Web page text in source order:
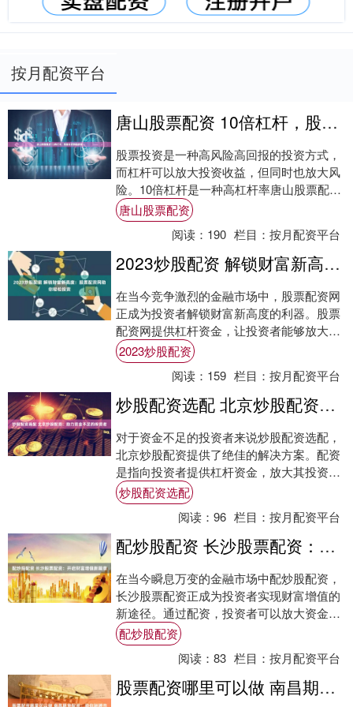
按月配资平台
唐山股票配资 10倍杠杆，股票投资翻倍增值
股票投资是一种高风险高回报的投资方式，
而杠杆可以放大投资收益，但同时也放大风
险。10倍杠杆是一种高杠杆率唐山股票配
资，使用得当可以实现股票投资翻倍增值，
但稍有不....
唐山股票配资
阅读： 190 栏目：按月配资平台
2023炒股配资 解锁财富新高度：股票配资网助你轻松投资
在当今竞争激烈的金融市场中，股票配资网
正成为投资者解锁财富新高度的利器。股票
配资网提供杠杆资金，让投资者能够放大投
资规模，从而获得更高的潜在回报。 1. 了解
配....
2023炒股配资
阅读： 159 栏目：按月配资平台
炒股配资选配 北京炒股配资：助力资金不足的投资者
对于资金不足的投资者来说炒股配资选配，
北京炒股配资提供了绝佳的解决方案。配资
是指向投资者提供杠杆资金，放大其投资能
力的一种方式。 然而，场内实盘股票配资平
台也存....
炒股配资选配
阅读：96 栏目：按月配资平台
配炒股配资 长沙股票配资：开启财富增值新篇章
在当今瞬息万变的金融市场中配炒股配资，
长沙股票配资正成为投资者实现财富增值的
新途径。通过配资，投资者可以放大资金杠
杆，以更小的本金撬动更大的投资机会。 股
票配资....
配炒股配资
阅读：83 栏目：按月配资平台
股票配资哪里可以做 南昌期货配资：助你驰骋市场，成就财富梦想